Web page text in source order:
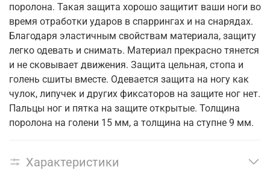
поролона. Такая защита хорошо защитит ваши ноги во
время отработки ударов в спаррингах и на снарядах.
Благодаря эластичным свойствам материала, защиту
легко одевать и снимать. Материал прекрасно тянется
и не сковывает движения. Защита цельная, стопа и
голень сшиты вместе. Одевается защита на ногу как
чулок, липучек и других фиксаторов на защите ног нет.
Пальцы ног и пятка на защите открытые. Толщина
поролона на голени 15 мм, а толщина на ступне 9 мм.
Характеристики